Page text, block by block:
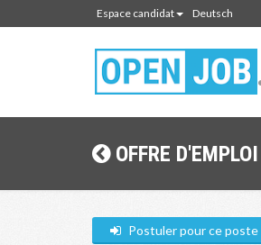
Espace candidat Deutsch
OFFRE
Postuler pour ce poste